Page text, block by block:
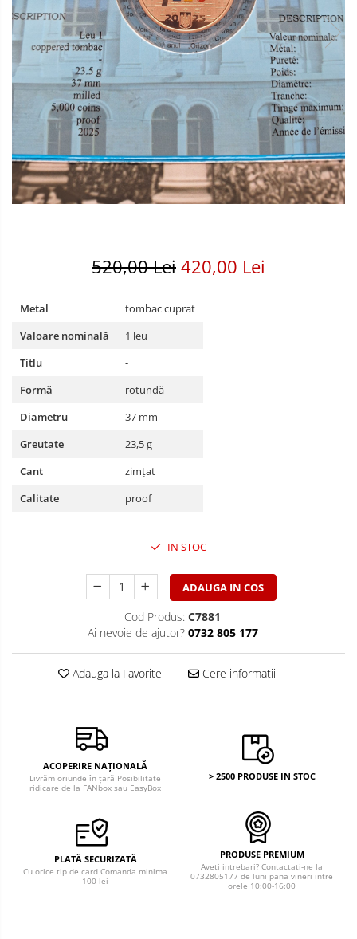
Monede America
Monede Asia
Monede Australia si Oceania
Monede Euro, Eurocenti
Monede Europa
Bancnote Asia
Bancnote Australia si Oceania
Bancnote Europa
Gradate PMG
520,00 Lei 420,00 Lei
Metal
tombac cuprat
Valoare nominală
1 leu
Titlu
-
Formă
rotundă
Diametru
37 mm
Greutate
23,5 g
Cant
zimțat
Calitate
proof
IN STOC
ADAUGA IN COS
Cod Produs: C7881
Ai nevoie de ajutor? 0732 805 177
Adauga la Favorite Cere informatii
ACOPERIRE NAȚIONALĂ
Livrăm oriunde în țară Posibilitate
ridicare de la FANbox sau EasyBox
> 2500 PRODUSE IN STOC
PLATĂ SECURIZATĂ
Cu orice tip de card Comanda minima
100 lei
PRODUSE PREMIUM
Aveti intrebari? Contactati-ne la
0732805177 de luni pana vineri intre
orele 10:00-16:00